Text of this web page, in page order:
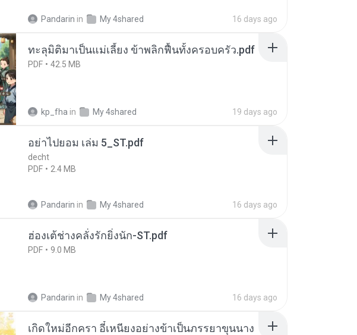
Pandarin in My 4shared 16 days ago
ทะลุมิติมาเป็นแม่เลี้ยง ข้าพลิกฟื้นทั้งครอบครัว.pdf
PDF 42.5 MB
kp_fha in My 4shared 19 days ago
อย่าไปยอม เล่ม 5_ST.pdf
decht
PDF
2.4 MB
Pandarin in My 4shared 16 days ago
ฮ่องเต้ช่างคลั่งรักยิ่งนัก-ST.pdf
PDF 9.0 MB
Pandarin in My 4shared 16 days ago
เกิดใหม่อีกครา อี๋เหนียงอย่างข้าเป็นภรรยาขุนนาง